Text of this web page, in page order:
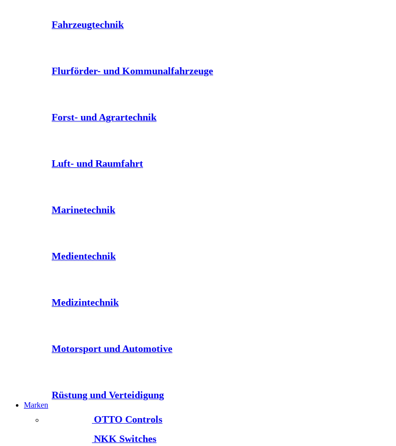
Fahrzeugtechnik
Flurförder- und Kommunalfahrzeuge
Forst- und Agrartechnik
Luft- und Raumfahrt
Marinetechnik
Medientechnik
Medizintechnik
Motorsport und Automotive
Rüstung und Verteidigung
Marken
OTTO Controls
NKK Switches